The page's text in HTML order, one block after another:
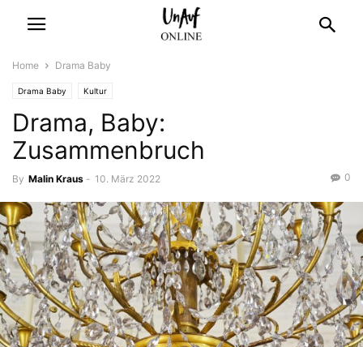
Home Drama Baby
Drama Baby Kultur
Drama, Baby:
Zusammenbruch
By Malin Kraus - 10. März 2022 0